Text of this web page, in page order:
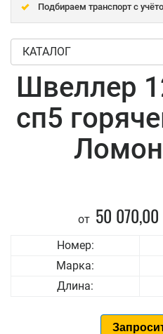
Подбираем транспорт с
КАТАЛОГ
Швеллер
сп5
от 50 070,00
Номер:
Марка:
Длина: